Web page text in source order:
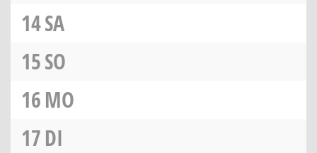
14SA
15SO
16MO
17DI